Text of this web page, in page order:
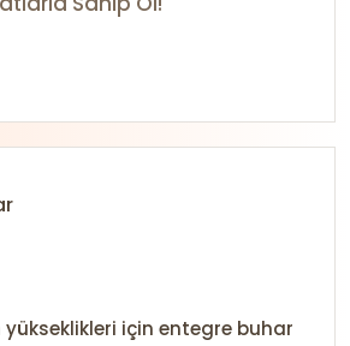
yükseklikleri için entegre buhar